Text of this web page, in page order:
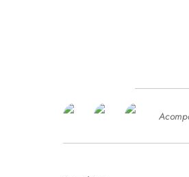
SERVIÇOS